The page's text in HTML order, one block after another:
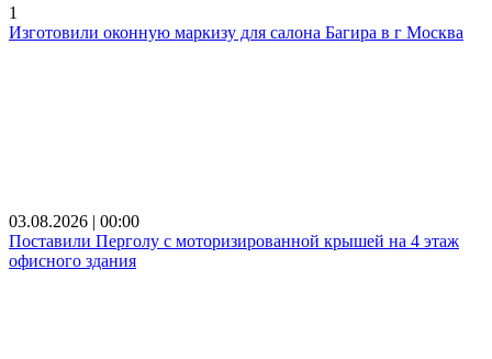
1
Изготовили оконную маркизу для салона Багира в г Москва
03.08.2026 | 00:00
Поставили Перголу с моторизированной крышей на 4 этаж
офисного здания